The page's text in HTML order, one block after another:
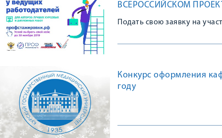
ВСЕРОССИЙСКОМ
Подать свою заявку на
Конкурс оформления
году